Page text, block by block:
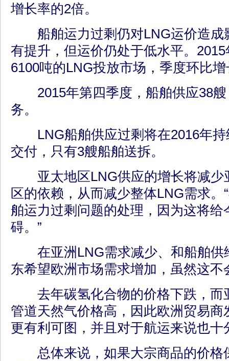
增长率的2倍。
船舶运力过剩仍对LNG运价造成
有提升，但运价仍处于低水平。
6100吨的LNG投放市场，季度环比
2015年第四季度，船舶供应38艘
务。
LNG船舶供应过剩将在2016年持
交付，只有3艘船舶送拆。
亚太地区LNG供应的增长将减少
区的依赖，从而减少整体LNG需求。
舶运力过剩问题的处理，因为这将给
碍。”
在亚洲LNG需求减少、和船舶供
东希望欧洲市场需求增加，虽然这不
去年碳氢化合物的价格下跌，而
管道天然气价格高，因此欧洲贸易
更有利可图，并且对于航运来说也十
总体来说，如果大宗商品的价格